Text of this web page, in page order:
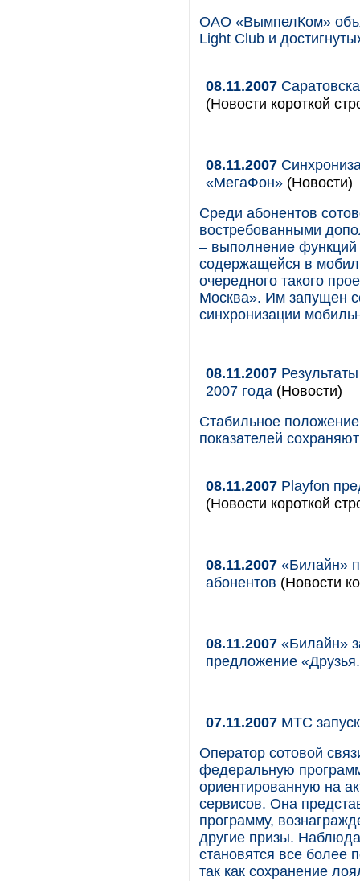
ОАО «ВымпелКом»
Light Club и
08.11.2007
(Новости короткой
08.11.2007
«МегаФон» (Новости)
Среди абонентов
востребованными
– выполнение
содержащейся в
очередного такого
Москва». Им запущен
синхронизации
08.11.2007
2007 года (Новости)
Стабильное
показателей
08.11.2007 Playfon
(Новости короткой
08.11.2007 «Билайн»
абонентов (Новости
08.11.2007 «Билайн»
предложение
07.11.2007 МТС
Оператор сотовой
федеральную
ориентированную на
сервисов. Она
программу,
другие призы.
становятся все более
так как сохранение